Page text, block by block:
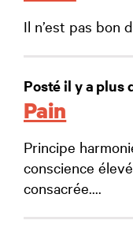
Il n’est pas bon
Posté il y a plus
Pain
Principe
conscience
consacrée....